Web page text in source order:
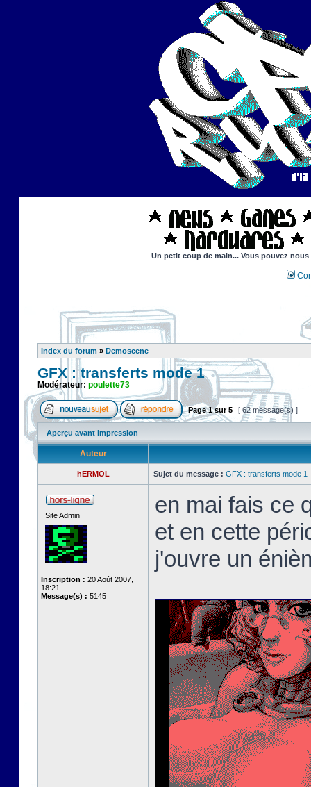
Un petit coup de main... Vous pouvez
Index du forum » Demoscene
GFX : transferts mode 1
Modérateur: poulette73
Page1sur5 [ 62 message(s) ]
Aperçu avant impression
Auteur
hERMOL Sujet du message : GFX : transferts mode 1
Site Admin
Inscription : 20 Août 2007,
18:21
Message(s) : 5145
en mai fais ce
et en cette
j'ouvre un